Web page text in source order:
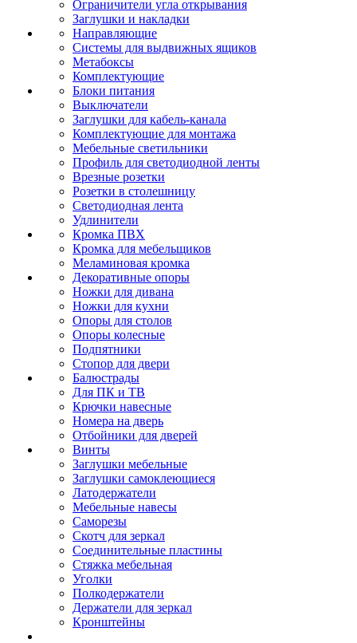
Ограничители угла открывания
Заглушки и накладки
Направляющие
Системы для выдвижных ящиков
Метабоксы
Комплектующие
Блоки питания
Выключатели
Заглушки для кабель-канала
Комплектующие для монтажа
Мебельные светильники
Профиль для светодиодной ленты
Врезные розетки
Розетки в столешницу
Светодиодная лента
Удлинители
Кромка ПВХ
Кромка для мебельщиков
Меламиновая кромка
Декоративные опоры
Ножки для дивана
Ножки для кухни
Опоры для столов
Опоры колесные
Подпятники
Стопор для двери
Балюстрады
Для ПК и ТВ
Крючки навесные
Номера на дверь
Отбойники для дверей
Винты
Заглушки мебельные
Заглушки самоклеющиеся
Латодержатели
Мебельные навесы
Саморезы
Скотч для зеркал
Соединительные пластины
Стяжка мебельная
Уголки
Полкодержатели
Держатели для зеркал
Кронштейны